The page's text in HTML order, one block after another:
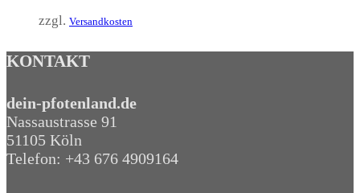
zzgl. Versandkosten
KONTAKT
dein-pfotenland.de
Nassaustrasse 91
51105 Köln
Telefon: +43 676 4909164‬